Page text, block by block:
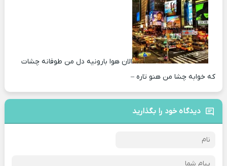
الان هوا بارونیه دل من طوفانه چشات
که خوابه چشا من هنو تاره –
دیدگاه خود را بگذارید